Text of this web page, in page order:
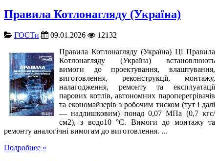
Правила Котлонагляду (Україна)
ГОСТи 09.01.2026
12132
Правила Котлонагляду (Україна) Ці Правила
Котлонагляду (Україна) встановлюють
вимоги до проектування, влаштування,
виготовлення, реконструкції, монтажу,
налагодження, ремонту та експлуатації
парових котлів, автономних пароперегрівачів
та економайзерів з робочим тиском (тут і далі
— надлишковим) понад 0,07 МПа (0,7 кгс/
см2), з водо10 °C. Вимоги до монтажу та
ремонту аналогічні вимогам до виготовлення. ...
Подробнее »